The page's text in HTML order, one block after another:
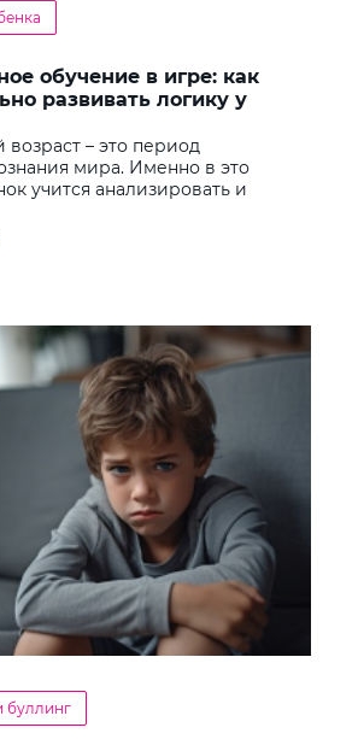
обучение в игре: как
развивать логику у
– это период
мира. Именно в это
учится анализировать и
буллинг